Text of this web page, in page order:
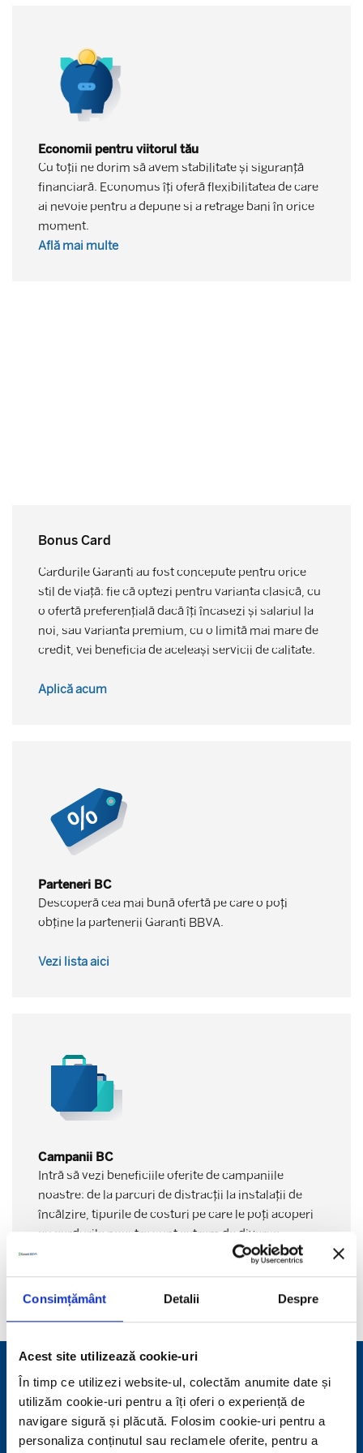
Consimțământ Detalii Despre
Acest site utilizează cookie-uri
În timp ce utilizezi website-ul, colectăm anumite date și
utilizăm cookie-uri pentru a îți oferi o experiență de
navigare sigură și plăcută. Folosim cookie-uri pentru a
personaliza conținutul sau reclamele oferite, pentru a
Economii pentru viitorul tău
Cu toții ne dorim să avem stabilitate și siguranță
financiară. Economus îți oferă flexibilitatea de care
ai nevoie pentru a depune si a retrage bani în orice
moment.
Află mai multe
Parteneri BC
Descoperă cea mai bună ofertă pe care o poți
obține la partenerii Garanti BBVA.
Vezi lista aici
Campanii BC
Intră să vezi beneficiile oferite de campaniile
noastre: de la parcuri de distracții la instalații de
încălzire, tipurile de costuri pe care le poți acoperi
cu cardurile noastre sunt extrem de diverse.
Aplică acum
Bonus Card
Cardurile Garanti au fost concepute pentru orice
stil de viață: fie că optezi pentru varianta clasică, cu
o ofertă preferențială dacă îți încasezi și salariul la
noi, sau varianta premium, cu o limită mai mare de
credit, vei beneficia de aceleași servicii de calitate.
Aplică acum
Canalele digitale Garanti BBVA
Aplicația Garanti BBVA